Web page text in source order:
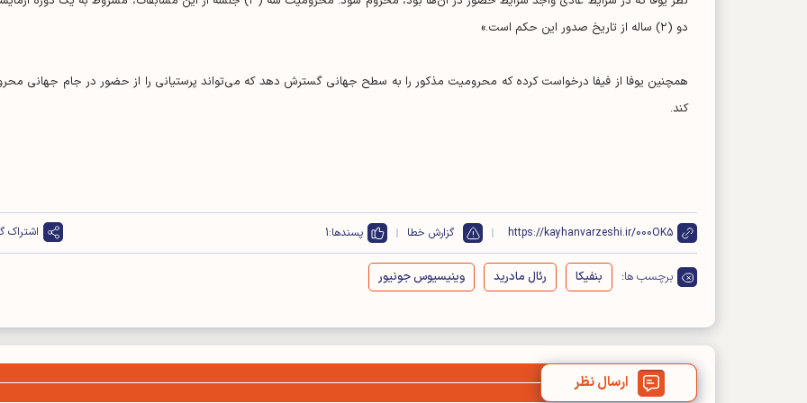
دو (۲) ساله از تاریخ صدور این حکم است.»
همچنین یوفا از فیفا درخواست کرده که محرومیت مذکور را به سطح جهانی گسترش دهد که می‌تواند پرستیانی را از حضور در جام جهانی
کند.
https://kayhanvarzeshi.ir/000OK5 گزارش خطا پسندها:1 اشتراک
برچسب ها: بنفیکا رئال مادرید وینیسیوس جونیور
ارسال نظر